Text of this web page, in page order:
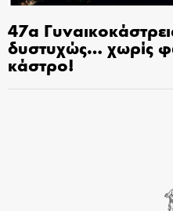
47α
δυστυχώς… χωρίς
κάστρο!